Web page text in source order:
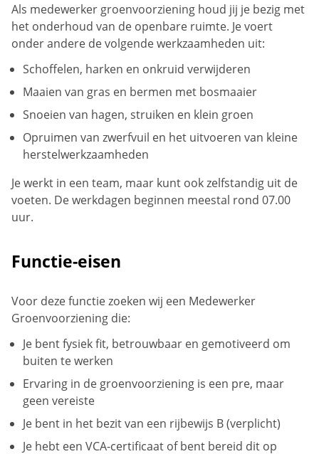
Als medewerker groenvoorziening houd jij je bezig met
het onderhoud van de openbare ruimte. Je voert
onder andere de volgende werkzaamheden uit:
Schoffelen, harken en onkruid verwijderen
Maaien van gras en bermen met bosmaaier
Snoeien van hagen, struiken en klein groen
Opruimen van zwerfvuil en het uitvoeren van kleine
herstelwerkzaamheden
Je werkt in een team, maar kunt ook zelfstandig uit de
voeten. De werkdagen beginnen meestal rond 07.00
uur.
Functie-eisen
Voor deze functie zoeken wij een Medewerker
Groenvoorziening die:
Je bent fysiek fit, betrouwbaar en gemotiveerd om
buiten te werken
Ervaring in de groenvoorziening is een pre, maar
geen vereiste
Je bent in het bezit van een rijbewijs B (verplicht)
Je hebt een VCA-certificaat of bent bereid dit op